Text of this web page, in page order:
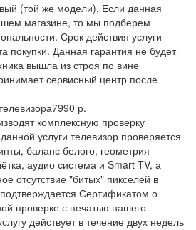
(той же модели). Если данная
магазине, то мы подберем
Срок действия услуги
покупки. Данная гарантия не будет
вышла из строя по вине
сервисный центр после
7990 р.
комплексную проверку
услуги телевизор проверяется
баланс белого, геометрия
аудио система и Smart TV, а
отсутствие "битых" пикселей в
Сертификатом о
проверке с печатью нашего
действует в течение двух недель